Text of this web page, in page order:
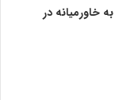
خاورمیانه در